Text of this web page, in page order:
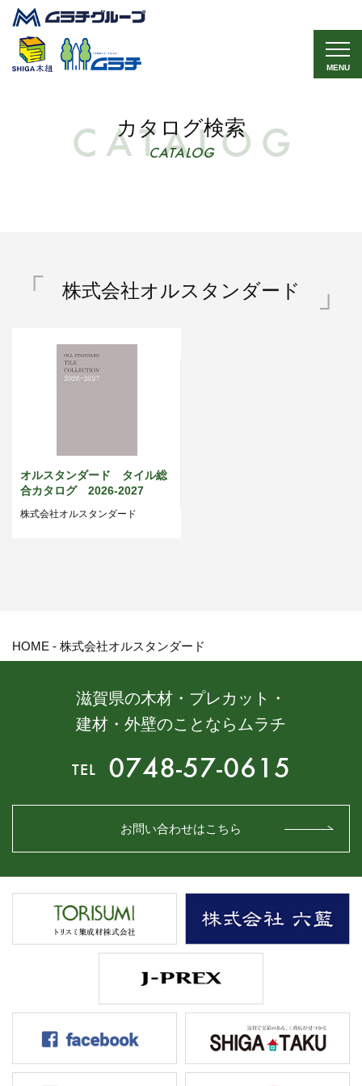
MENU
カタログ検索
CATALOG
株式会社オルスタンダード
オルスタンダード タイル総
合カタログ 2026-2027
株式会社オルスタンダード
HOME - 株式会社オルスタンダード
滋賀県の木材・プレカット・
建材・外壁のことならムラチ
TEL 0748-57-0615
お問い合わせはこちら